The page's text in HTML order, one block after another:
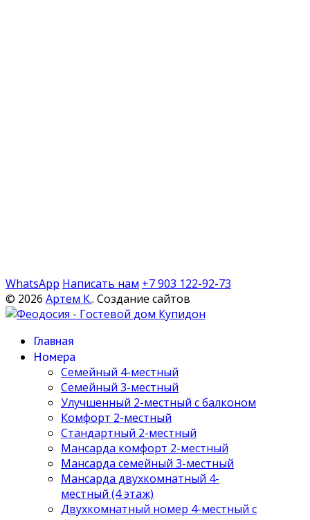
WhatsApp Написать нам +7 903 122-92-73
© 2026 Артем К.. Создание сайтов
Главная
Номера
Семейный 4-местный
Семейный 3-местный
Улучшенный 2-местный с балконом
Комфорт 2-местный
Стандартный 2-местный
Мансарда комфорт 2-местный
Мансарда семейный 3-местный
Мансарда двухкомнатный 4-
местный (4 этаж)
Двухкомнатный номер 4-местный с